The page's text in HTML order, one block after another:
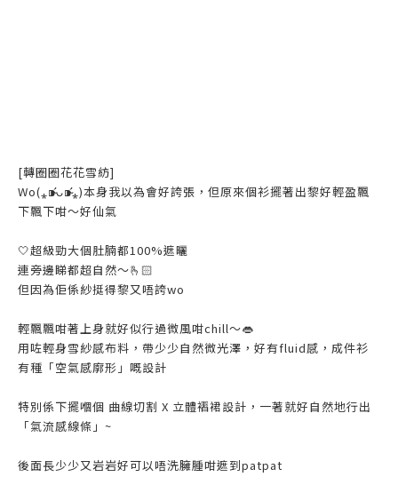
[轉圈圈花花雪紡]
Wo(⁎⁍̴̛ᴗ⁍̴̛⁎)本身我以為會好誇張，但原來個衫擺著出黎好輕盈飄
下飄下咁～好仙氣
🤍超級勁大個肚腩都100%遮曬
連旁邊睇都超自然～🫰🏻
但因為佢係紗挺得黎又唔誇wo
輕飄飄咁著上身就好似行過微風咁chill～👄
用咗輕身雪紗感布料，帶少少自然微光澤，好有fluid感，成件衫
有種「空氣感廓形」嘅設計
特別係下擺嗰個 曲線切割 X 立體褶裙設計，一著就好自然地行出
「氣流感線條」~
後面長少少又岩岩好可以唔洗臃腫咁遮到patpat